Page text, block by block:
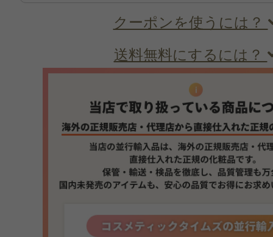
クーポンを使うには？
送料無料にするには？